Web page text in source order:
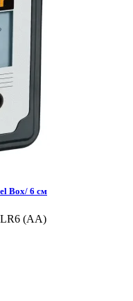
Box/ 6 см
LR6 (AA)